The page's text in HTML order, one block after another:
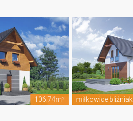
106.74m² miłkowice bliźniak